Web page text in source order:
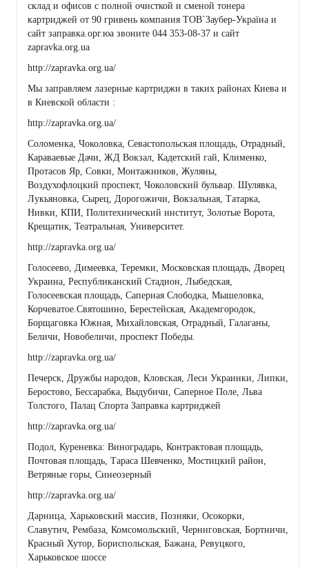
склад и офисов с полной очисткой и сменой тонера
картриджей от 90 гривень компания ТОВ`Заубер-Україна и
сайт заправка.орг.юа звоните 044 353-08-37 и сайт
zapravka.org.ua
http://zapravka.org.ua/
Мы заправляем лазерные картриджи в таких районах Киева и
в Киевской области :
http://zapravka.org.ua/
Соломенка, Чоколовка, Севастопольская площадь, Отрадный,
Караваевые Дачи, ЖД Вокзал, Кадетский гай, Клименко,
Протасов Яр, Совки, Монтажников, Жуляны,
Воздухофлоцкий проспект, Чоколовский бульвар. Шулявка,
Лукьяновка, Сырец, Дорогожичи, Вокзальная, Татарка,
Нивки, КПИ, Политехнический институт, Золотые Ворота,
Крещатик, Театральная, Университет.
http://zapravka.org.ua/
Голосеево, Димеевка, Теремки, Московская площадь, Дворец
Украина, Республиканский Стадион, Лыбедская,
Голосеевская площадь, Саперная Слободка, Мышеловка,
Корчеватое.Святошино, Берестейская, Академгородок,
Борщаговка Южная, Михайловская, Отрадный, Галаганы,
Беличи, Новобеличи, проспект Победы.
http://zapravka.org.ua/
Печерск, Дружбы народов, Кловская, Леси Украинки, Липки,
Беростово, Бессарабка, Выдубичи, Саперное Поле, Льва
Толстого, Палац Спорта Заправка картриджей
http://zapravka.org.ua/
Подол, Куреневка: Виноградарь, Контрактовая площадь,
Почтовая площадь, Тараса Шевченко, Мостицкий район,
Ветряные горы, Синеозерный
http://zapravka.org.ua/
Дарница, Харьковский массив, Позняки, Осокорки,
Славутич, Рембаза, Комсомольский, Черниговская, Бортничи,
Красный Хутор, Бориспольская, Бажана, Ревуцкого,
Харьковское шоссе